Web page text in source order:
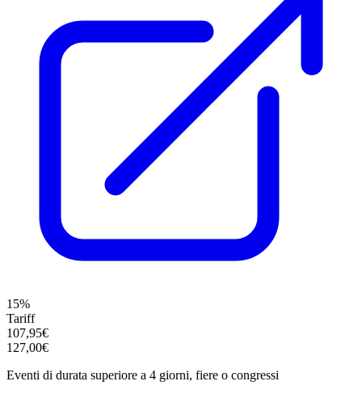
15%
Tariff
107,95€
127,00€
Eventi di durata superiore a 4 giorni, fiere o congressi